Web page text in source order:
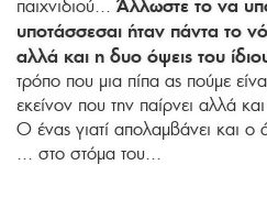
παιχνιδιού... Άλλωστε το να
υποτάσσεσαι ήταν πάντα το
αλλά και η δυο όψεις του
τρόπο που μια πίπα ας πούμε
εκείνον που την παίρνει αλλά
Ο ένας γιατί απολαμβάνει και ο
... στο στόμα του...